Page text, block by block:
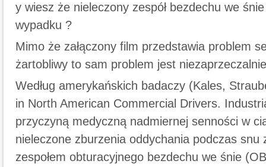
y wiesz że nieleczony zespół bezdechu we
wypadku ?
Mimo że załączony film przedstawia problem
żartobliwy to sam problem jest
Według amerykańskich badaczy (Kales,
in North American Commercial Drivers.
przyczyną medyczną nadmiernej senności w
nieleczone zburzenia oddychania podczas snu
zespołem obturacyjnego bezdechu we śnie